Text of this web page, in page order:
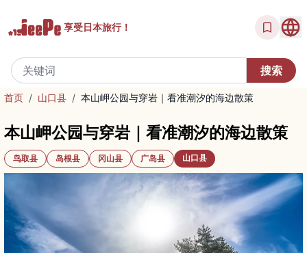
享受日本旅行！
首页 / 山口县 / 本山岬公园与穿岩｜看准潮汐的海边散策
本山岬公园与穿岩｜看准潮汐的海边散策
鸟取县 岛根县 冈山县 广岛县 山口县